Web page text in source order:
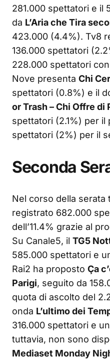
281.000 spettatori e il
da L’Aria che Tira
423.000 (4.4%). Tv8
136.000 spettatori
228.000 spettatori
Nove presenta Chi
spettatori (0.8%) e il
or Trash – Chi Offre di
spettatori (2.1%) per
spettatori (2%) per il
Seconda
Nel corso della serata
registrato 682.000
dell’11.4% grazie al
Su Canale5, il TG5
585.000 spettatori e
Rai2 ha proposto Ça
Parigi, seguito da
quota di ascolto del
onda L’ultimo dei
316.000 spettatori e
tuttavia, non sono
Mediaset Monday